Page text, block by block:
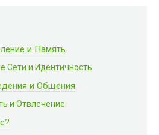
и Память
Сети и Идентичность
и Общения
и Отвлечение